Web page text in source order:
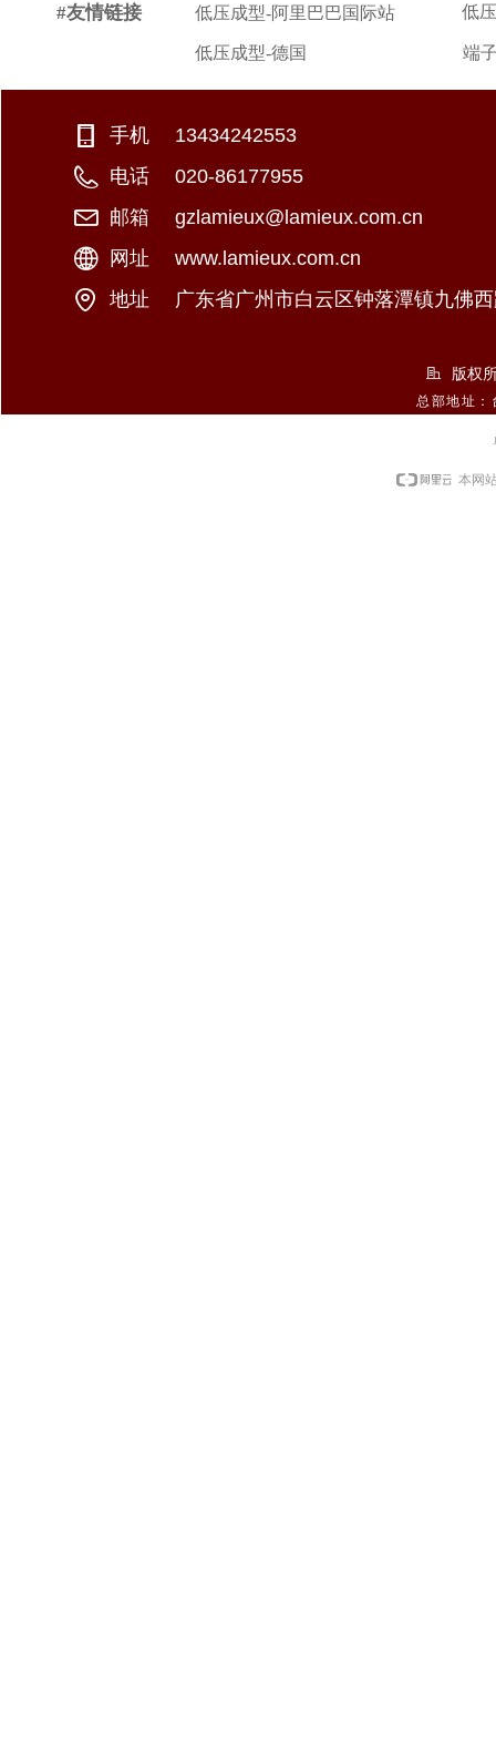
手机：
+886-2-26981766
电话：
+886-920896068
邮箱：
george@lamieux.com.tw
网址：
www.example.xxx
地址：
中国北京市东城区某某大厦8-88室
版权
总部地址
13434242553
020-86177955
gzlamieux@lamieux.com.cn
www.lamieux.com.cn
广东省广州市白云区钟落潭镇九佛
#友情链接 低压成型-阿里巴巴国际站 低
低压成型-德国 端
本网